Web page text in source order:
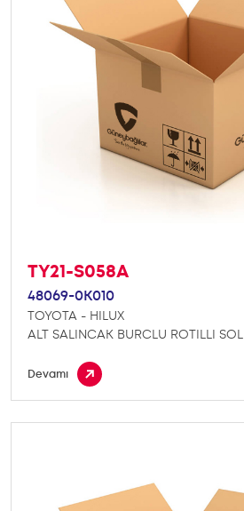
TY21-S058A
48069-0K010
TOYOTA - HILUX
ALT SALINCAK BURCLU ROTILLI SOL
Devamı